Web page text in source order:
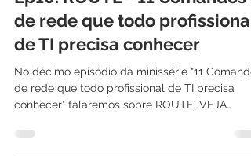
Ep10. ROUTE - 11 Comandos
de rede que todo profissional
de TI precisa conhecer
No décimo episódio da minissérie "11
conhecer" falaremos sobre ROUTE. VEJA